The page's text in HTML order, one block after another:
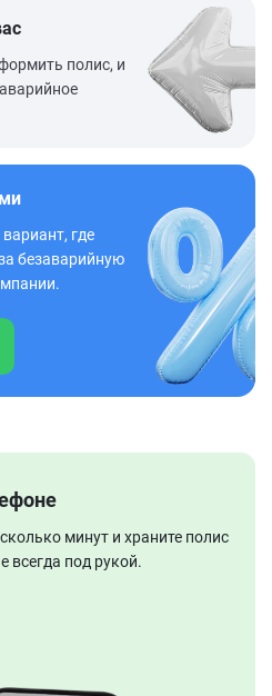
полис, и
где
безаварийную
минут и храните полис
всегда под рукой.